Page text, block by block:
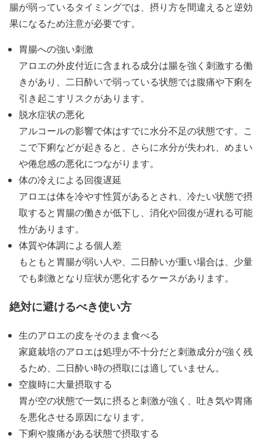
腸が弱っているタイミングでは、摂り方を間違えると逆効
果になるため注意が必要です。
胃腸への強い刺激
アロエの外皮付近に含まれる成分は腸を強く刺激する働
きがあり、二日酔いで弱っている状態では腹痛や下痢を
引き起こすリスクがあります。
脱水症状の悪化
アルコールの影響で体はすでに水分不足の状態です。こ
こで下痢などが起きると、さらに水分が失われ、めまい
や倦怠感の悪化につながります。
体の冷えによる回復遅延
アロエは体を冷やす性質があるとされ、冷たい状態で摂
取すると胃腸の働きが低下し、消化や回復が遅れる可能
性があります。
体質や体調による個人差
もともと胃腸が弱い人や、二日酔いが重い場合は、少量
でも刺激となり症状が悪化するケースがあります。
絶対に避けるべき使い方
生のアロエの皮をそのまま食べる
家庭栽培のアロエは処理が不十分だと刺激成分が強く残
るため、二日酔い時の摂取には適していません。
空腹時に大量摂取する
胃が空の状態で一気に摂ると刺激が強く、吐き気や胃痛
を悪化させる原因になります。
下痢や腹痛がある状態で摂取する